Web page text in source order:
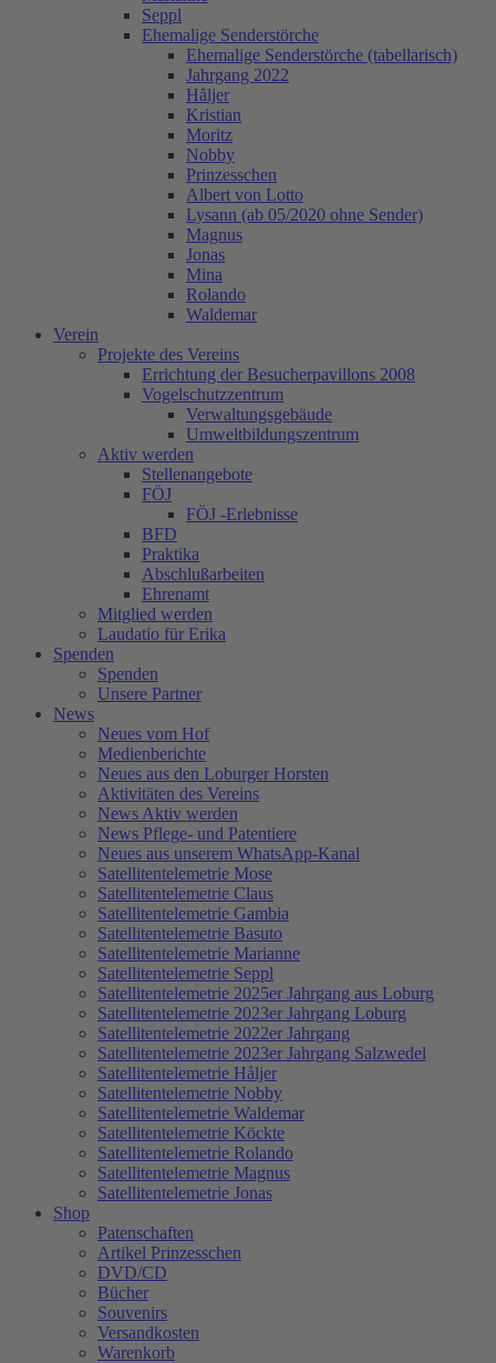
Seppl
Ehemalige Senderstörche
Ehemalige Senderstörche (tabellarisch)
Jahrgang 2022
Håljer
Kristian
Moritz
Nobby
Prinzesschen
Albert von Lotto
Lysann (ab 05/2020 ohne Sender)
Magnus
Jonas
Mina
Rolando
Waldemar
Verein
Projekte des Vereins
Errichtung der Besucherpavillons 2008
Vogelschutzzentrum
Verwaltungsgebäude
Umweltbildungszentrum
Aktiv werden
Stellenangebote
FÖJ
FÖJ -Erlebnisse
BFD
Praktika
Abschlußarbeiten
Ehrenamt
Mitglied werden
Laudatio für Erika
Spenden
Spenden
Unsere Partner
News
Neues vom Hof
Medienberichte
Neues aus den Loburger Horsten
Aktivitäten des Vereins
News Aktiv werden
News Pflege- und Patentiere
Neues aus unserem WhatsApp-Kanal
Satellitentelemetrie Mose
Satellitentelemetrie Claus
Satellitentelemetrie Gambia
Satellitentelemetrie Basuto
Satellitentelemetrie Marianne
Satellitentelemetrie Seppl
Satellitentelemetrie 2025er Jahrgang aus Loburg
Satellitentelemetrie 2023er Jahrgang Loburg
Satellitentelemetrie 2022er Jahrgang
Satellitentelemetrie 2023er Jahrgang Salzwedel
Satellitentelemetrie Håljer
Satellitentelemetrie Nobby
Satellitentelemetrie Waldemar
Satellitentelemetrie Köckte
Satellitentelemetrie Rolando
Satellitentelemetrie Magnus
Satellitentelemetrie Jonas
Shop
Patenschaften
Artikel Prinzesschen
DVD/CD
Bücher
Souvenirs
Versandkosten
Warenkorb